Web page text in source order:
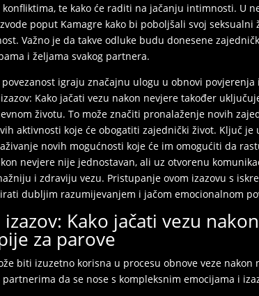
te kako će raditi na jačanju intimnosti. U
poput Kamagre kako bi poboljšali svoj seksualni
Važno je da takve odluke budu donesene
i željama svakog partnera.
igraju značajnu ulogu u obnovi povjerenja
Kako jačati vezu nakon nevjere također
životu. To može značiti pronalaženje novih
aktivnosti koje će obogatiti zajednički život. Ključ je
novih mogućnosti koje će im omogućiti da
nevjere nije jednostavan, ali uz otvorenu
i zdraviju vezu. Pristupanje ovom izazovu s
dubljim razumijevanjem i jačom emocionalnom
Kako jačati vezu
za parove
biti izuzetno korisna u procesu obnove veze nakon
da se nose s kompleksnim emocijama i